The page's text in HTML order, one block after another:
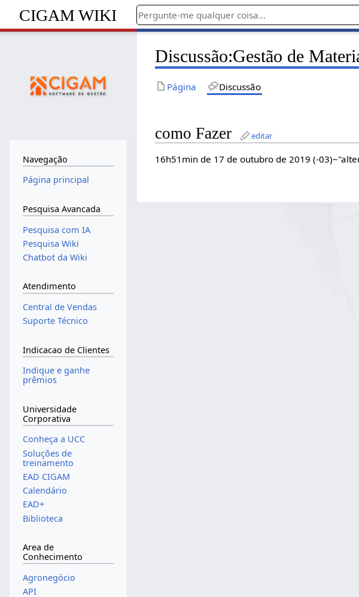
CIGAM WIKI
Discussão:Gestão de
Página Discussão
como Fazer editar
16h51min de 17 de outubro de 2019 (-
Navegação
Página principal
Pesquisa Avancada
Pesquisa com IA
Pesquisa Wiki
Chatbot da Wiki
Atendimento
Central de Vendas
Suporte Técnico
Indicacao de Clientes
Indique e ganhe
prêmios
Universidade
Corporativa
Conheça a UCC
Soluções de
treinamento
EAD CIGAM
Calendário
EAD+
Biblioteca
Area de
Conhecimento
Agronegócio
API